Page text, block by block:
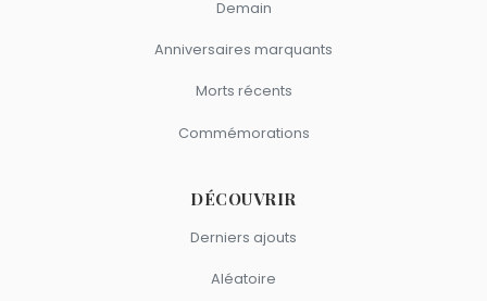
Demain
Anniversaires marquants
Morts récents
Commémorations
DÉCOUVRIR
Derniers ajouts
Aléatoire